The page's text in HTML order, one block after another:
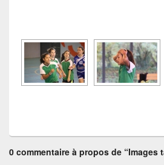
0 commentaire à propos de “Images